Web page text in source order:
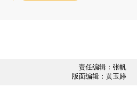
责任编辑：张帆
版面编辑：黄玉婷